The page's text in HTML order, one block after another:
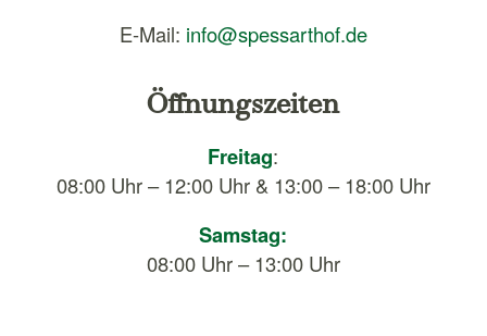
E-Mail: info@spessarthof.de
Öffnungszeiten
Freitag:
08:00 Uhr – 12:00 Uhr & 13:00 – 18:00 Uhr
Samstag:
08:00 Uhr – 13:00 Uhr